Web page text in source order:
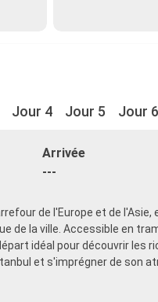
Jour 4 Jour 5 Jour 6
Arrivée
---
de l'Europe et de l'Asie,
de la ville. Accessible en
idéal pour découvrir les
et s'imprégner de son